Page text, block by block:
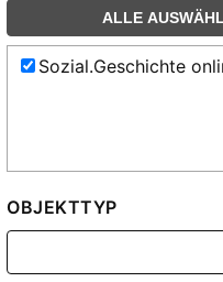
ALLE
Sozial.Geschichte
OBJEKTTYP